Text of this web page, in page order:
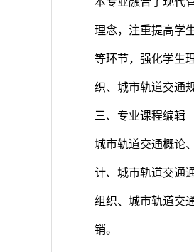
理念，注重提高学
等环节，强化学生
织、城市轨道交通
三、专业课程编辑
城市轨道交通概论
计、城市轨道交通
组织、城市轨道交
销。